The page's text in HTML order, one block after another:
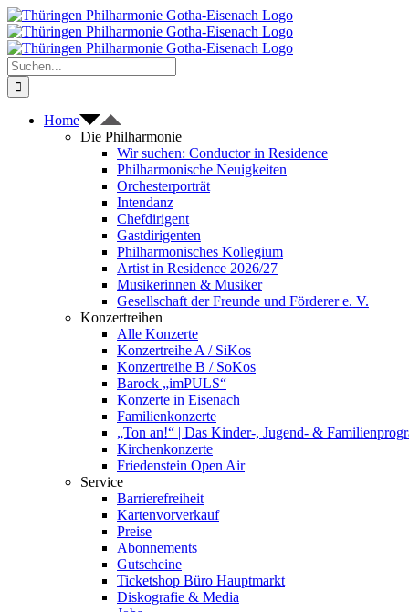
Zum
Inhalt
springen
Suche
nach:
Home
Die Philharmonie
Wir suchen: Conductor in Residence
Philharmonische Neuigkeiten
Orchesterporträt
Intendanz
Chefdirigent
Gastdirigenten
Philharmonisches Kollegium
Artist in Residence 2026/27
Musikerinnen & Musiker
Gesellschaft der Freunde und Förderer e. V.
Konzertreihen
Alle Konzerte
Konzertreihe A / SiKos
Konzertreihe B / SoKos
Barock „imPULS“
Konzerte in Eisenach
Familienkonzerte
„Ton an!“ | Das Kinder-, Jugend- &
Kirchenkonzerte
Friedenstein Open Air
Service
Barrierefreiheit
Kartenvorverkauf
Preise
Abonnements
Gutscheine
Ticketshop Büro Hauptmarkt
Diskografie & Media